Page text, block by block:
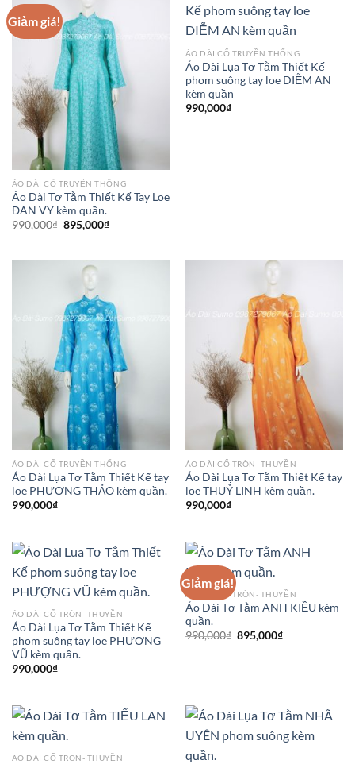
Giảm giá!
ÁO DÀI CỔ TRUYỀN THỐNG
Áo Dài Tơ Tằm Thiết Kế Tay Loe
ĐAN VY kèm quần.
990,000₫ Giá
895,000₫Giá
ÁO DÀI CỔ TRUYỀN THỐNG
Áo Dài Lụa Tơ Tằm Thiết Kế
phom suông tay loe DIỄM AN
kèm quần
990,000₫
ÁO DÀI CỔ TRUYỀN THỐNG
Áo Dài Lụa Tơ Tằm Thiết Kế tay
loe PHƯƠNG THẢO kèm quần.
990,000₫
ÁO DÀI CỔ TRÒN- THUYỀN
Áo Dài Lụa Tơ Tằm Thiết Kế tay
loe THUỶ LINH kèm quần.
990,000₫
ÁO DÀI CỔ TRÒN- THUYỀN
Áo Dài Lụa Tơ Tằm Thiết Kế
phom suông tay loe PHƯỢNG
VŨ kèm quần.
990,000₫
Giảm giá!
ÁO DÀI CỔ TRÒN- THUYỀN
Áo Dài Tơ Tằm ANH KIỀU kèm
quần.
990,000₫ Giá
895,000₫Giá
ÁO DÀI CỔ TRÒN- THUYỀN